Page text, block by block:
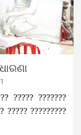
????? ???????
????? ?????????